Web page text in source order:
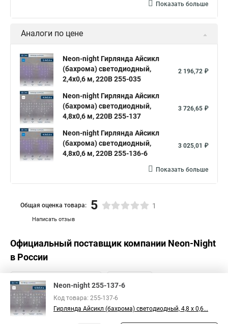
Показать больше
Аналоги по цене
Neon-night Гирлянда Айсикл
(бахрома) светодиодный,
2,4х0,6 м, 220В 255-035
2 196,72 ₽
Neon-night Гирлянда Айсикл
(бахрома) светодиодный,
4,8х0,6 м, 220В 255-137
3 726,65 ₽
Neon-night Гирлянда Айсикл
(бахрома) светодиодный,
4,8х0,6 м, 220В 255-136-6
3 025,01 ₽
Показать больше
Написать отзыв
Общая оценка товара: 5 1
Официальный поставщик компании Neon-Night
в России
Neon-night 255-137-6
Код товара: 255-137-6
Гирлянда Айсикл (бахрома) светодиодный, 4,8 х 0,6...